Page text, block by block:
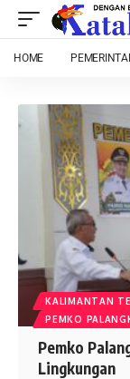
HOME
KALIMANTAN
PEMKO
Pemko
Lingkungan